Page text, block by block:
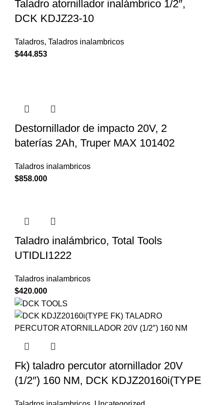
Taladro atornillador inalámbrico 1/2″,
DCK KDJZ23-10
Taladros, Taladros inalambricos
$444.853
Destornillador de impacto 20V, 2
baterías 2Ah, Truper MAX 101402
Taladros inalambricos
$858.000
Taladro inalámbrico, Total Tools
UTIDLI1222
Taladros inalambricos
$420.000
Fk) taladro percutor atornillador 20V
(1/2″) 160 NM, DCK KDJZ20160i(TYPE